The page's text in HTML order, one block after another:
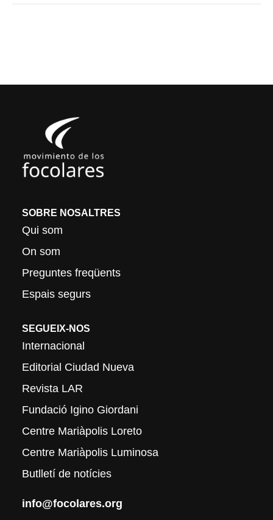
SOBRE NOSALTRES
Qui som
On som
Preguntes freqüents
Espais segurs
SEGUEIX-NOS
Internacional
Editorial Ciudad Nueva
Revista LAR
Fundació Igino Giordani
Centre Mariàpolis Loreto
Centre Mariàpolis Luminosa
Butlletí de notícies
info@focolares.org